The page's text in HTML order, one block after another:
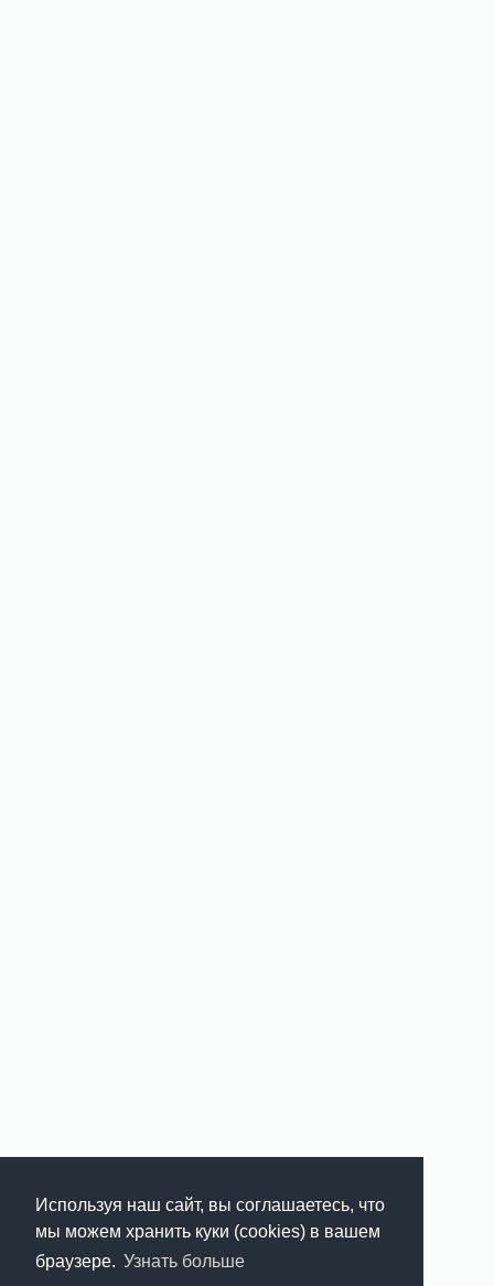
Используя наш сайт, вы соглашаетесь, что
мы можем хранить куки (cookies) в вашем
браузере. Узнать больше